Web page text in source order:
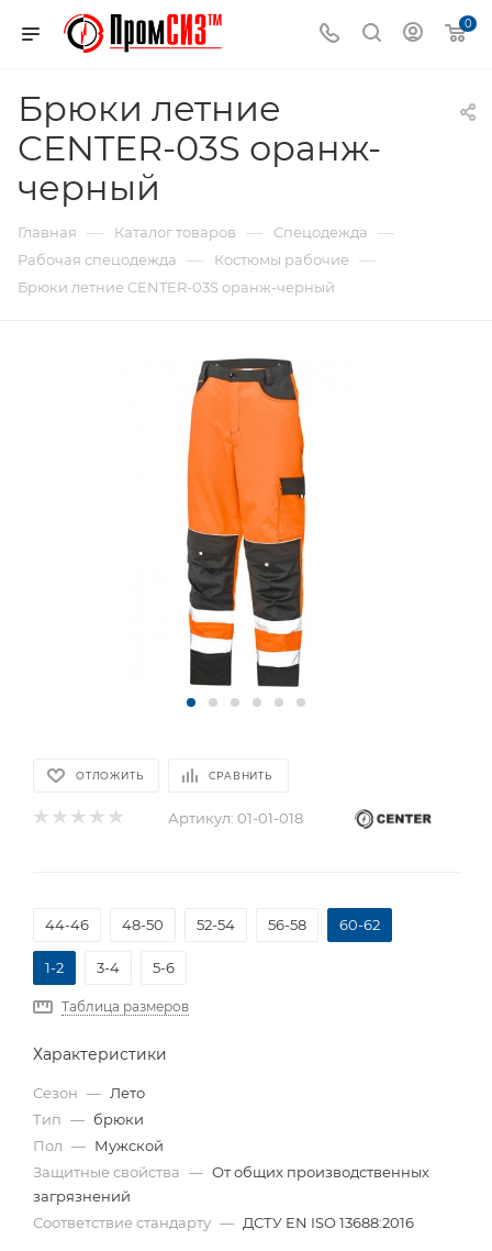
0
Брюки летние
CENTER-03S оранж-
черный
Главная — Каталог товаров — Спецодежда —
Рабочая спецодежда — Костюмы рабочие —
Брюки летние CENTER-03S оранж-черный
ОТЛОЖИТЬ СРАВНИТЬ
Артикул: 01-01-018
44-46 48-50 52-54 56-58 60-62
1-2 3-4 5-6
Таблица размеров
Характеристики
Сезон — Лето
Тип — брюки
Пол — Мужской
Защитные свойства — От общих производственных
загрязнений
Соответствие стандарту — ДСТУ EN ISO 13688:2016